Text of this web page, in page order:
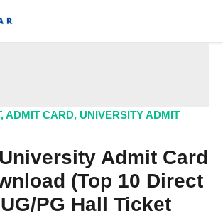
,ADMIT CARD, UNIVERSITY ADMIT
Admit Card
(Top 10 Direct
PG Hall Ticket